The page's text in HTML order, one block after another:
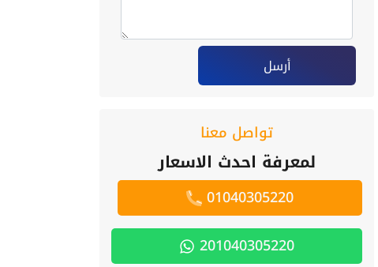
أرسل
تواصل معنا
لمعرفة احدث الاسعار
01040305220
201040305220